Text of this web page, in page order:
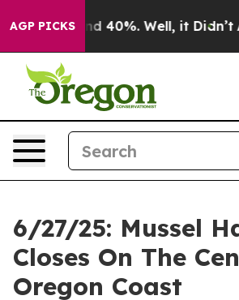
AGP PICKS
Around 40%. Well, it Didn’t As
6/27/25: Mussel
Closes On The
Oregon Coast